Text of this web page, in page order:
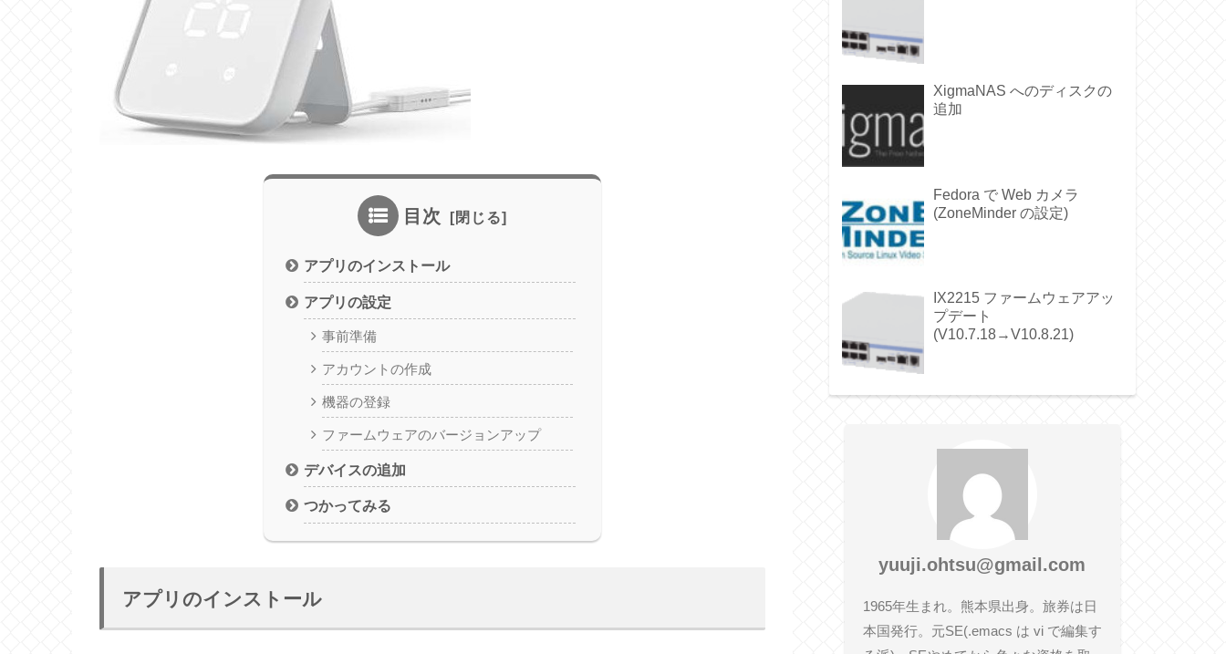
目次
アプリのインストール
アプリの設定
事前準備
アカウントの作成
機器の登録
ファームウェアのバージョンアップ
デバイスの追加
つかってみる
アプリのインストール
XigmaNAS へのディスクの
追加
Fedora で Web カメラ
(ZoneMinder の設定)
IX2215 ファームウェアアッ
プデート
(V10.7.18→V10.8.21)
yuuji.ohtsu@gmail.com
1965年生まれ。熊本県出身。旅券は日
本国発行。元SE(.emacs は vi で編集す